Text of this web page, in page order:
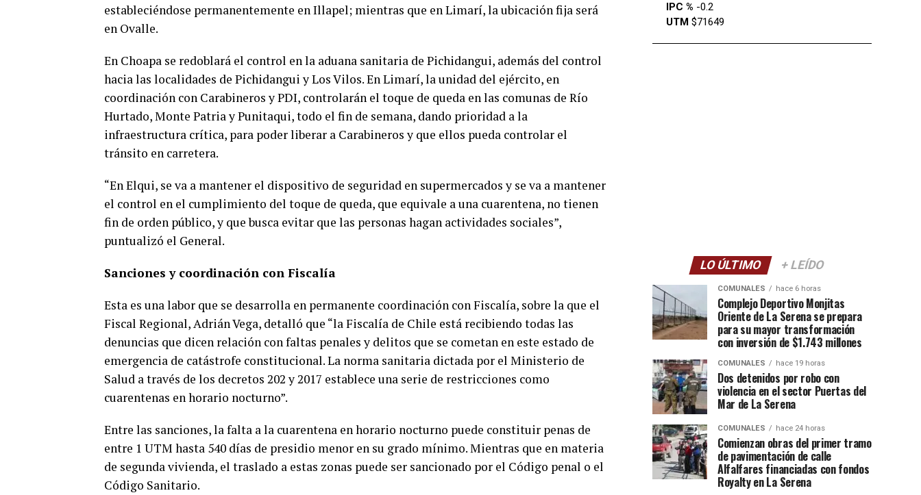
estableciéndose permanentemente en Illapel; mientras que en Limarí, la ubicación fija será
en Ovalle.
En Choapa se redoblará el control en la aduana sanitaria de Pichidangui, además del control
hacia las localidades de Pichidangui y Los Vilos. En Limarí, la unidad del ejército, en
coordinación con Carabineros y PDI, controlarán el toque de queda en las comunas de Río
Hurtado, Monte Patria y Punitaqui, todo el fin de semana, dando prioridad a la
infraestructura crítica, para poder liberar a Carabineros y que ellos pueda controlar el
tránsito en carretera.
“En Elqui, se va a mantener el dispositivo de seguridad en supermercados y se va a mantener
el control en el cumplimiento del toque de queda, que equivale a una cuarentena, no tienen
fin de orden público, y que busca evitar que las personas hagan actividades sociales”,
puntualizó el General.
Sanciones y coordinación con Fiscalía
Esta es una labor que se desarrolla en permanente coordinación con Fiscalía, sobre la que el
Fiscal Regional, Adrián Vega, detalló que “la Fiscalía de Chile está recibiendo todas las
denuncias que dicen relación con faltas penales y delitos que se cometan en este estado de
emergencia de catástrofe constitucional. La norma sanitaria dictada por el Ministerio de
Salud a través de los decretos 202 y 2017 establece una serie de restricciones como
cuarentenas en horario nocturno”.
Entre las sanciones, la falta a la cuarentena en horario nocturno puede constituir penas de
entre 1 UTM hasta 540 días de presidio menor en su grado mínimo. Mientras que en materia
de segunda vivienda, el traslado a estas zonas puede ser sancionado por el Código penal o el
Código Sanitario.
IPC % -0.2
UTM $71649
LO ÚLTIMO + LEÍDO
COMUNALES hace 6 horas
Complejo Deportivo Monjitas
Oriente de La Serena se prepara
para su mayor transformación
con inversión de $1.743 millones
COMUNALES hace 19 horas
Dos detenidos por robo con
violencia en el sector Puertas del
Mar de La Serena
COMUNALES hace 24 horas
Comienzan obras del primer tramo
de pavimentación de calle
Alfalfares financiadas con fondos
Royalty en La Serena